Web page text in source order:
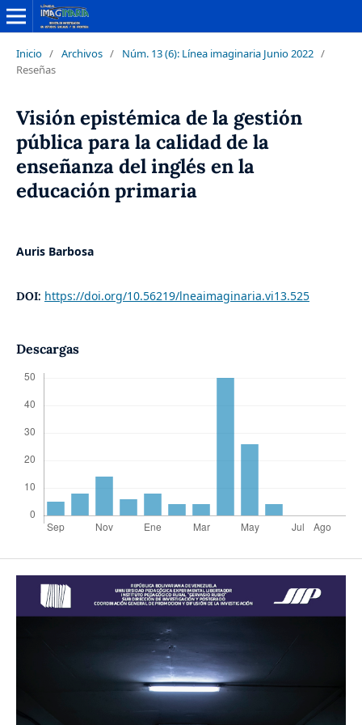
Inicio / Archivos / Núm. 13 (6): Línea imaginaria Junio 2022 /
Reseñas
Visión epistémica de la gestión
pública para la calidad de la
enseñanza del inglés en la
educación primaria
Auris Barbosa
DOI: https://doi.org/10.56219/lneaimaginaria.vi13.525
Descargas